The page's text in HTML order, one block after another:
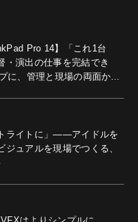
Pro 14】「これ1台
・演出の仕事を完結でき
に、管理と現場の両面から
ライトに」――アイドルを
ジュアルを現場でつくる、